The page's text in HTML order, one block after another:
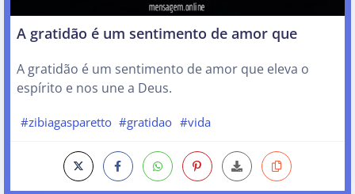
A gratidão é um sentimento de amor que
A gratidão é um sentimento de amor que eleva o
espírito e nos une a Deus.
#zibiagasparetto #gratidao #vida